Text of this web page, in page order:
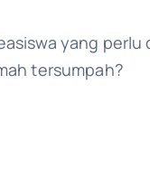
yang
tersumpah?